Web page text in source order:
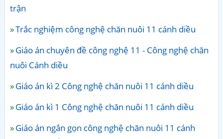
trận
Trắc nghiệm công nghệ chăn nuôi 11 cánh diều
Giáo án chuyên đề công nghệ 11 - Công nghệ chăn
nuôi Cánh diều
Giáo án kì 2 Công nghệ chăn nuôi 11 cánh diều
Giáo án kì 1 Công nghệ chăn nuôi 11 cánh diều
Giáo án ngắn gọn công nghệ chăn nuôi 11 cánh